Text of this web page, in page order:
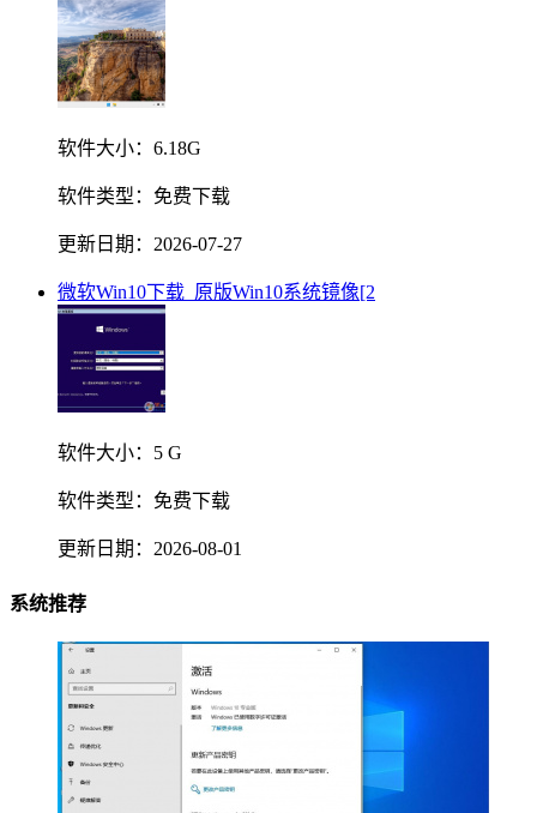
软件大小： 6.18G
软件类型： 免费下载
更新日期： 2026-07-27
微软Win10下载_原版Win10系统镜像[2
软件大小： 5 G
软件类型： 免费下载
更新日期： 2026-08-01
系统推荐